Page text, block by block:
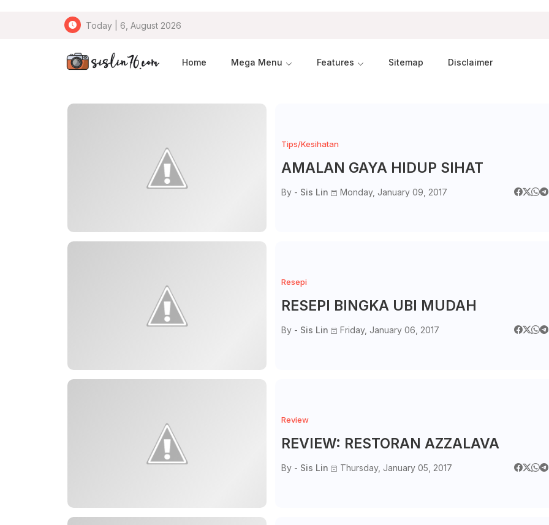
Today | 6, August 2026
Home Mega Menu Features Sitemap Disclaimer
Tips/Kesihatan
AMALAN GAYA HIDUP SIHAT
By - Sis Lin Monday, January 09, 2017
Resepi
RESEPI BINGKA UBI MUDAH
By - Sis Lin Friday, January 06, 2017
Review
REVIEW: RESTORAN AZZALAVA
By - Sis Lin Thursday, January 05, 2017